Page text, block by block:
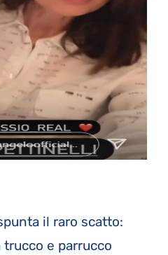
il raro scatto:
e parrucco